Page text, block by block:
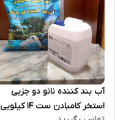
آب بند کننده نانو دو جزیی
استخر کامبادن ست 14 کیلویی